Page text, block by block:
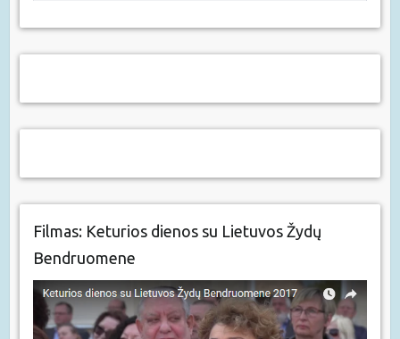
Filmas: Keturios dienos su Lietuvos Žydų
Bendruomene